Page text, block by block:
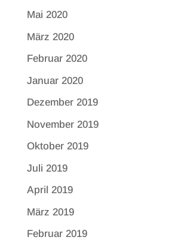
Mai 2020
März 2020
Februar 2020
Januar 2020
Dezember 2019
November 2019
Oktober 2019
Juli 2019
April 2019
März 2019
Februar 2019